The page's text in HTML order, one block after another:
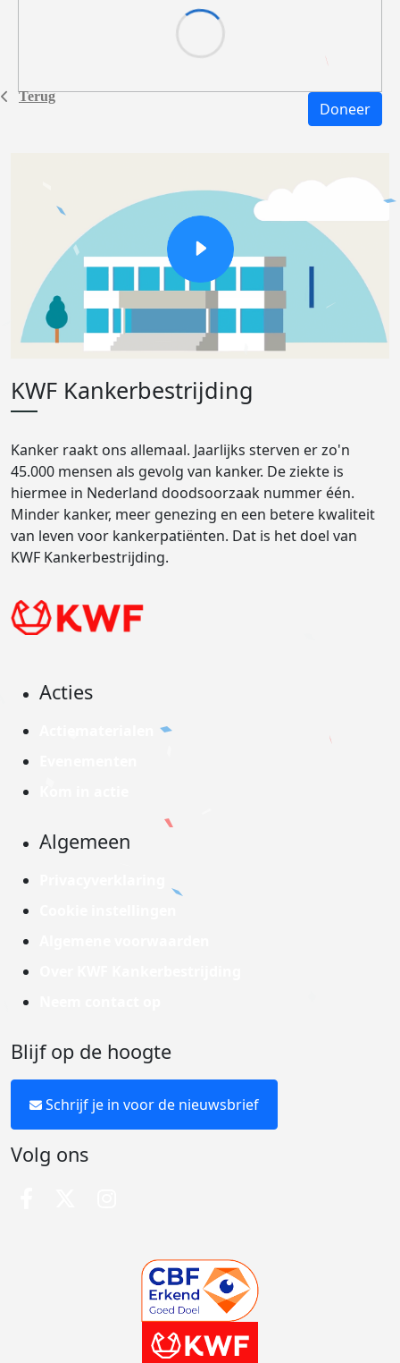
Terug
Doneer
KWF Kankerbestrijding
Kanker raakt ons allemaal. Jaarlijks sterven er zo'n
45.000 mensen als gevolg van kanker. De ziekte is
hiermee in Nederland doodsoorzaak nummer één.
Minder kanker, meer genezing en een betere kwaliteit
van leven voor kankerpatiënten. Dat is het doel van
KWF Kankerbestrijding.
Acties
Algemeen
Blijf op de hoogte
Schrijf je in voor de nieuwsbrief
Volg ons